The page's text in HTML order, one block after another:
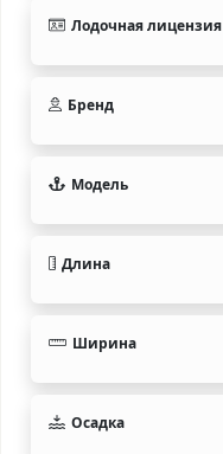
Лодочная лицензия
Бренд
Модель
Длина
Ширина
Осадка